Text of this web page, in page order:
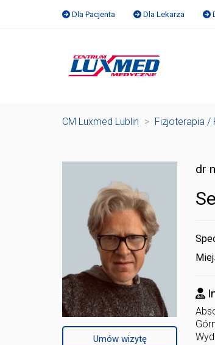
Dla Pacjenta Dla Lekarza
CM Luxmed Lublin > Fizjoterapia /
Umów wizytę
dr